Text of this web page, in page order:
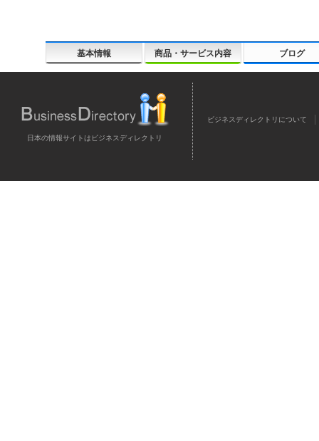
基本情報 商品・サービス内容 ブログ
日本の情報サイトはビジネスディレクトリ
ビジネスディレクトリについて